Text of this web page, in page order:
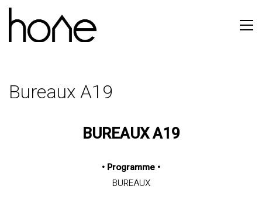
Bureaux A19
BUREAUX A19
• Programme •
BUREAUX